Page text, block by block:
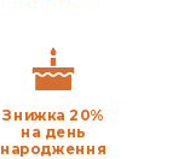
Знижка 20%
на день
народження